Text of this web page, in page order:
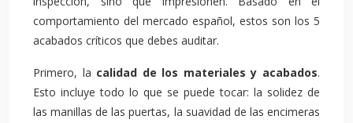
comportamiento del mercado español, estos son los 5
acabados críticos que debes auditar.
Primero, la calidad de los materiales y acabados.
Esto incluye todo lo que se puede tocar: la solidez de
las manillas de las puertas, la suavidad de las encimeras